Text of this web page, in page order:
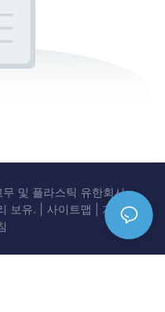
및 플라스틱 유한회사 -
보유. |
사이트맵
개인정보